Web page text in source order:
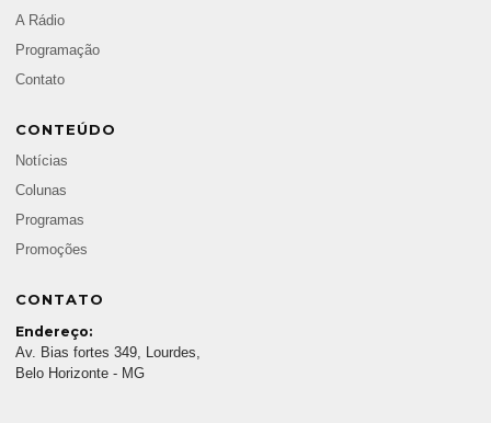
A Rádio
Programação
Contato
CONTEÚDO
Notícias
Colunas
Programas
Promoções
CONTATO
Endereço:
Av. Bias fortes 349, Lourdes,
Belo Horizonte - MG